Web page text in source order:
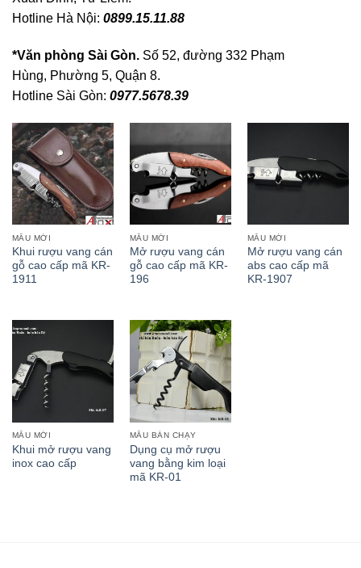
Hotline Hà Nội: 0899.15.11.88
*Văn phòng Sài Gòn. Số 52, đường 332 Phạm
Hùng, Phường 5, Quận 8.
Hotline Sài Gòn: 0977.5678.39
MẪU MỚI
Khui rượu vang cán
gỗ cao cấp mã KR-
1911
MẪU MỚI
Mở rượu vang cán
gỗ cao cấp mã KR-
196
MẪU MỚI
Mở rượu vang cán
abs cao cấp mã
KR-1907
MẪU MỚI
Khui mở rượu vang
inox cao cấp
MẪU BÁN CHẠY
Dụng cụ mở rượu
vang bằng kim loại
mã KR-01